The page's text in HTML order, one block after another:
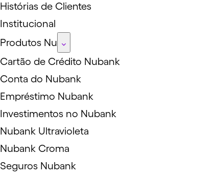
Histórias de Clientes
Institucional
Produtos Nu
Cartão de Crédito Nubank
Conta do Nubank
Empréstimo Nubank
Investimentos no Nubank
Nubank Ultravioleta
Nubank Croma
Seguros Nubank